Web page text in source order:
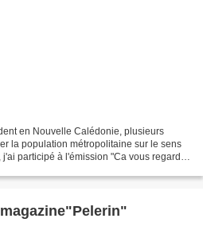
en Nouvelle Calédonie, plusieurs
la population métropolitaine sur le sens
participé à l'émission "Ca vous regarde"